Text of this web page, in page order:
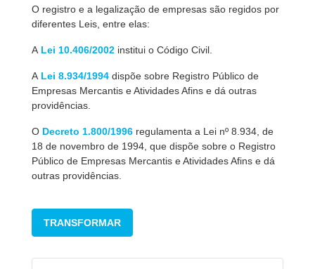
O registro e a legalização de empresas são regidos por
diferentes Leis, entre elas:
A Lei 10.406/2002 institui o Código Civil.
A Lei 8.934/1994 dispõe sobre Registro Público de
Empresas Mercantis e Atividades Afins e dá outras
providências.
O Decreto 1.800/1996 regulamenta a Lei nº 8.934, de
18 de novembro de 1994, que dispõe sobre o Registro
Público de Empresas Mercantis e Atividades Afins e dá
outras providências.
TRANSFORMAR